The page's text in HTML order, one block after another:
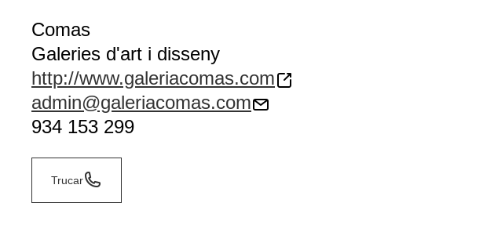
Comas
Galeries d'art i disseny
http://www.galeriacomas.com
admin@galeriacomas.com
934 153 299
Trucar